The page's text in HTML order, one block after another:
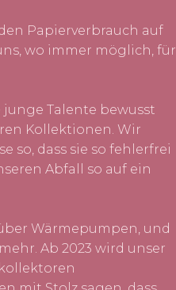
Papierverbrauch auf
wo immer möglich, für
junge Talente bewusst
Kollektionen. Wir
so, dass sie so fehlerfrei
Abfall so auf ein
Wärmepumpen, und
Ab 2023 wird unser